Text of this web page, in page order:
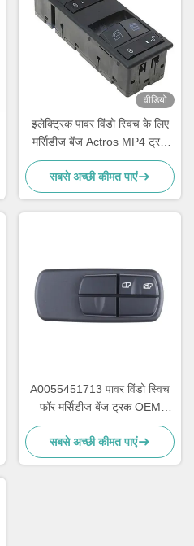
वीडियो
इलेक्ट्रिक पावर विंडो स्विच के लिए
मर्सिडीज बेंज Actros MP4 ट्रक
OEM A9605451013
सबसे अच्छी कीमत पाएं
A0055451713 पावर विंडो स्विच
फॉर मर्सिडीज बेंज ट्रक OEM
A0035450113 A0025450113
सबसे अच्छी कीमत पाएं